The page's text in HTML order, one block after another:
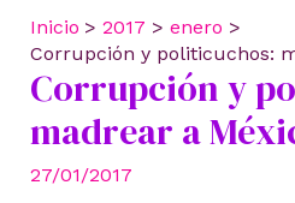
Inicio 2017
enero
Corrupción y politicuchos:
Corrupción y
madrear a
27/01/2017